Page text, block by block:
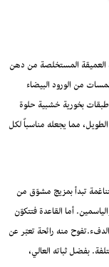
العميقة المستخلصة من دهن
من الورود البيضاء
بخورية خشبية حلوة
مما يجعله مناسباً لكل
تبدأ بمزيج مشوّق من
أما القاعدة فتتكوّن
منه رائحة تعبّر عن
بفضل ثباته العالي،